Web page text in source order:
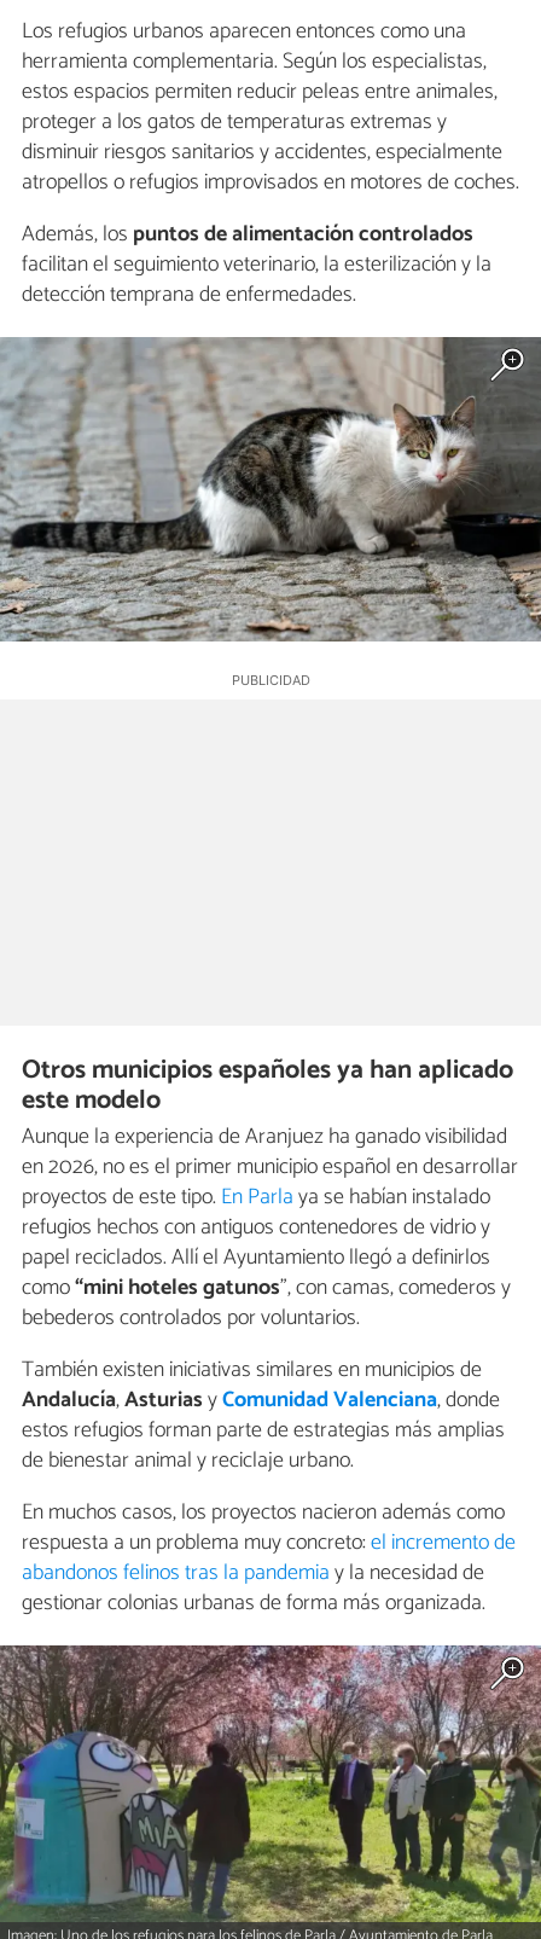
Los refugios urbanos aparecen entonces como una
herramienta complementaria. Según los especialistas,
estos espacios permiten reducir peleas entre animales,
proteger a los gatos de temperaturas extremas y
disminuir riesgos sanitarios y accidentes, especialmente
atropellos o refugios improvisados en motores de coches.
Además, los puntos de alimentación controlados
facilitan el seguimiento veterinario, la esterilización y la
detección temprana de enfermedades.
Otros municipios españoles ya han aplicado
este modelo
Aunque la experiencia de Aranjuez ha ganado visibilidad
en 2026, no es el primer municipio español en desarrollar
proyectos de este tipo. En Parlaya se habían instalado
refugios hechos con antiguos contenedores de vidrio y
papel reciclados. Allí el Ayuntamiento llegó a definirlos
como“mini hoteles gatunos”, con camas, comederos y
bebederos controlados por voluntarios.
También existen iniciativas similares en municipios de
Andalucía,AsturiasyComunidad Valenciana, donde
estos refugios forman parte de estrategias más amplias
de bienestar animal y reciclaje urbano.
En muchos casos, los proyectos nacieron además como
respuesta a un problema muy concreto:el incremento de
abandonos felinos tras la pandemiay la necesidad de
gestionar colonias urbanas de forma más organizada.